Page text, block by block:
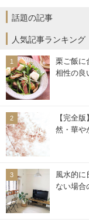
話題の記事
人気記事ランキング
栗ご飯に
相性の良
【完全
然・華や
風水的に
ない場合